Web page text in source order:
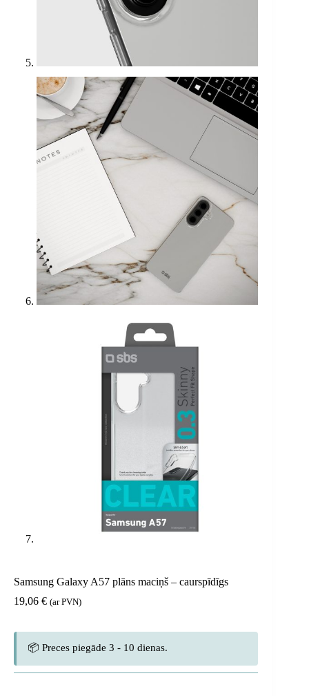
Samsung Galaxy A57 plāns maciņš – caurspīdīgs
19,06 € (ar PVN)
📦 Preces piegāde 3 - 10 dienas.